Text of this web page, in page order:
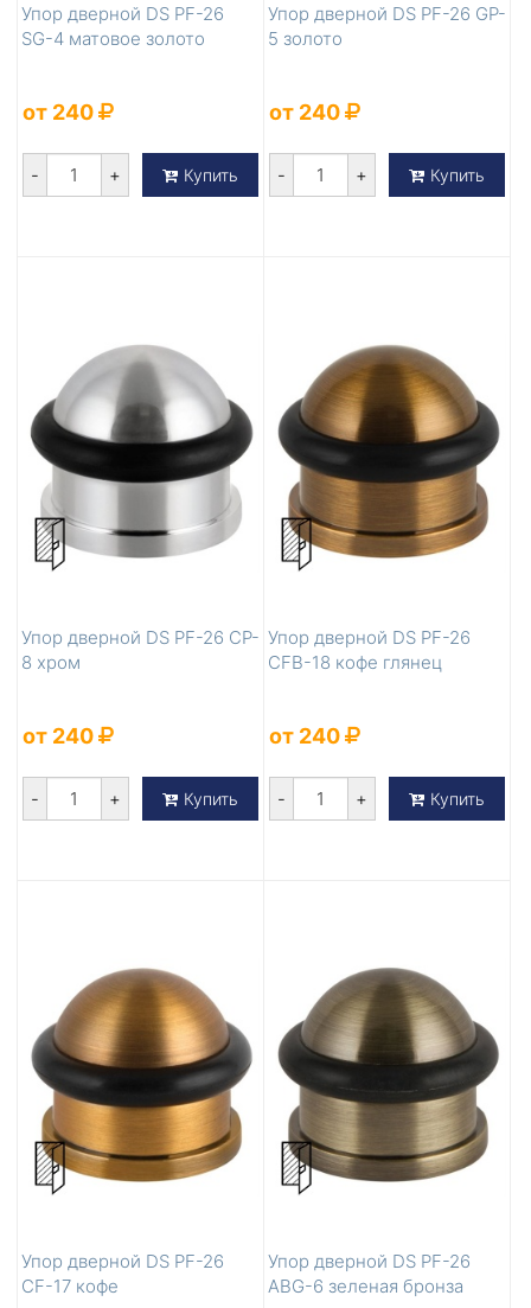
Упор дверной DS PF-26
SG-4 матовое золото
от 240
- + Купить
Упор дверной DS PF-26 GP-
5 золото
от 240
- + Купить
Упор дверной DS PF-26 CP-
8 хром
от 240
- + Купить
Упор дверной DS PF-26
CFB-18 кофе глянец
от 240
- + Купить
Упор дверной DS PF-26
CF-17 кофе
Упор дверной DS PF-26
ABG-6 зеленая бронза